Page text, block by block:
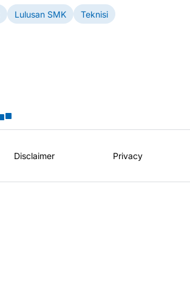
Lulusan SMK Teknisi
Disclaimer Privacy